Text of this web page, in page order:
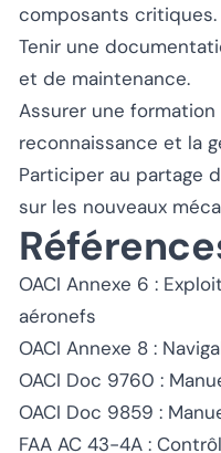
composants critiques.
Tenir une
et de maintenance.
Assurer une
reconnaissance et la
Participer au partage
sur les nouveaux
OACI Annexe 6 :
aéronefs
OACI Annexe 8 :
OACI Doc 9760 :
OACI Doc 9859 :
FAA AC 43-4A :